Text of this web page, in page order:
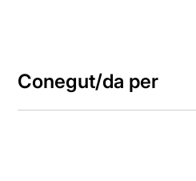
Conegut/da per